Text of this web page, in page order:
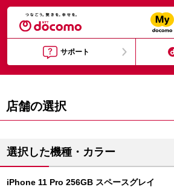
サポート
店舗の選択
選択した機種・カラー
iPhone 11 Pro 256GB スペースグレイ